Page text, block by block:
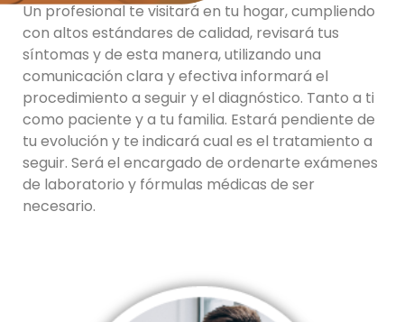
Un profesional te visitará en tu hogar, cumpliendo
con altos estándares de calidad, revisará tus
síntomas y de esta manera, utilizando una
comunicación clara y efectiva informará el
procedimiento a seguir y el diagnóstico. Tanto a ti
como paciente y a tu familia. Estará pendiente de
tu evolución y te indicará cual es el tratamiento a
seguir. Será el encargado de ordenarte exámenes
de laboratorio y fórmulas médicas de ser
necesario.